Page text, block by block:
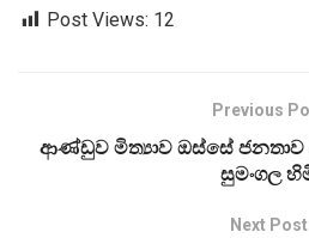
Post Views: 12
Previous
ආණ්ඩුව මිත්‍යාව ඔස්සේ
සුමංගල
Next Post